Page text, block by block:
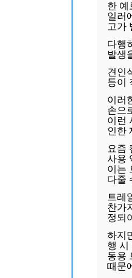
한 예
일러
고가
다행
발생
견인
등이
이러
손으
이런
인한
요즘
사용
이는
다줄
트레
찬가
정되
하지
행 시
동용
때문